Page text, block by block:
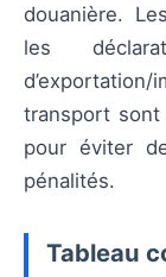
douanière.
les
transport sont
pour éviter
pénalités.
Tableau